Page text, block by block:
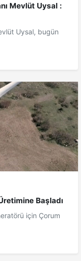
Mevlüt Uysal :
Uysal, bugün
Başladı
için Çorum